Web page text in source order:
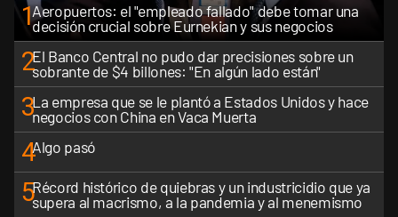
1Aeropuertos: el "empleado fallado" debe tomar una
decisión crucial sobre Eurnekian y sus negocios
2El Banco Central no pudo dar precisiones sobre un
sobrante de $4 billones: "En algún lado están"
3La empresa que se le plantó a Estados Unidos y hace
negocios con China en Vaca Muerta
4Algo pasó
5Récord histórico de quiebras y un industricidio que ya
supera al macrismo, a la pandemia y al menemismo